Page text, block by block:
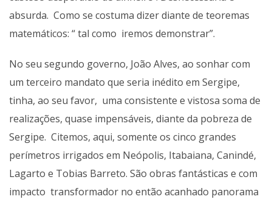
absurda. Como se costuma dizer diante de teoremas
matemáticos: “ tal como iremos demonstrar”.
No seu segundo governo, João Alves, ao sonhar com
um terceiro mandato que seria inédito em Sergipe,
tinha, ao seu favor, uma consistente e vistosa soma de
realizações, quase impensáveis, diante da pobreza de
Sergipe. Citemos, aqui, somente os cinco grandes
perímetros irrigados em Neópolis, Itabaiana, Canindé,
Lagarto e Tobias Barreto. São obras fantásticas e com
impacto transformador no então acanhado panorama